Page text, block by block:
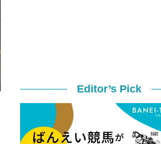
Editor’s Pick